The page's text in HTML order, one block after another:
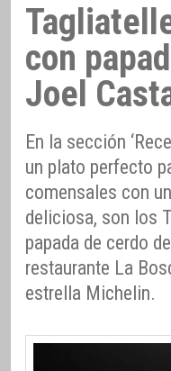
con
Joel
En la sección
un plato perfecto
comensales con
deliciosa, son los
papada de cerdo
restaurante La
estrella Michelin.